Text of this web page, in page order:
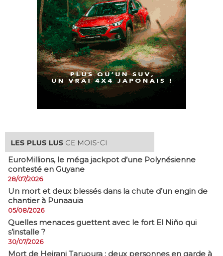
EuroMillions, ​le méga jackpot d’une Polynésienne
contesté en Guyane
28/07/2026
​Un mort et deux blessés dans la chute d’un engin de
chantier à Punaauia
05/08/2026
Quelles menaces guettent avec le fort El Niño qui
s’installe ?
30/07/2026
Mort de Heirani Taruoura : deux personnes en garde à